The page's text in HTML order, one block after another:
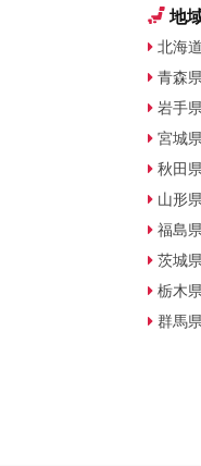
地
北海道
青森県
岩手県
宮城県
秋田県
山形県
福島県
茨城県
栃木県
群馬県